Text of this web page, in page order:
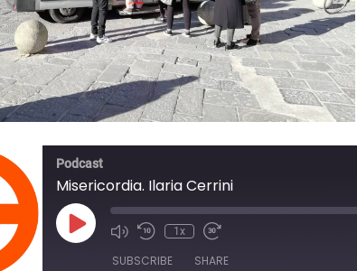
Podcast
Misericordia. Ilaria Cerrini
Play
Episode
1x
SUBSCRIBE SHARE